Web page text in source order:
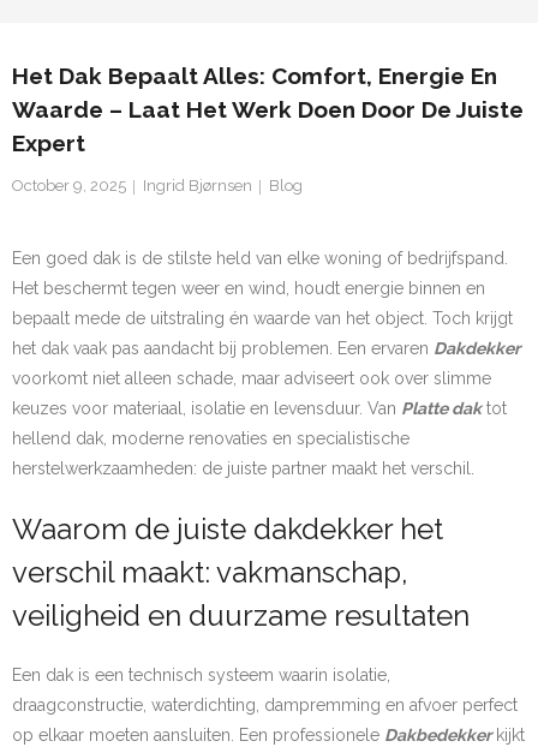
Het Dak Bepaalt Alles: Comfort, Energie En
Waarde – Laat Het Werk Doen Door De Juiste
Expert
October 9, 2025 Ingrid Bjørnsen Blog
Een goed dak is de stilste held van elke woning of bedrijfspand.
Het beschermt tegen weer en wind, houdt energie binnen en
bepaalt mede de uitstraling én waarde van het object. Toch krijgt
het dak vaak pas aandacht bij problemen. Een ervaren Dakdekker
voorkomt niet alleen schade, maar adviseert ook over slimme
keuzes voor materiaal, isolatie en levensduur. Van Platte daktot
hellend dak, moderne renovaties en specialistische
herstelwerkzaamheden: de juiste partner maakt het verschil.
Waarom de juiste dakdekker het
verschil maakt: vakmanschap,
veiligheid en duurzame resultaten
Een dak is een technisch systeem waarin isolatie,
draagconstructie, waterdichting, dampremming en afvoer perfect
op elkaar moeten aansluiten. Een professionele Dakbedekkerkijkt